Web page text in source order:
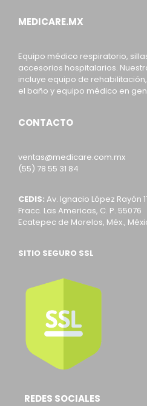
MEDICARE.MX
Equipo médico respiratorio,
accesorios hospitalarios.
incluye equipo de
el baño y equipo médico en
CONTACTO
ventas@medicare.com.mx
(55) 78 55 31 84
CEDIS: Av. Ignacio López Rayón
Fracc. Las Americas, C. P. 55076
Ecatepec de Morelos, Méx.,
SITIO SEGURO SSL
REDES SOCIALES